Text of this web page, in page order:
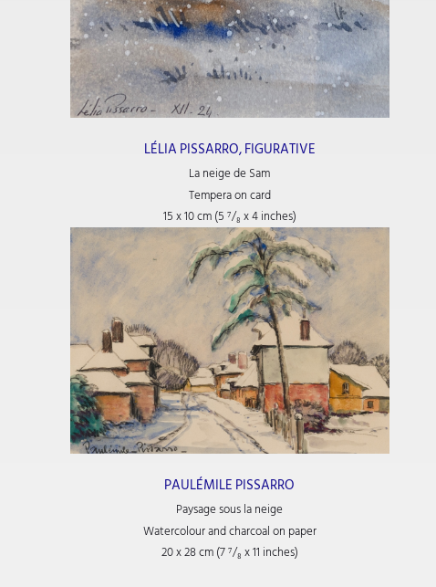
LÉLIA PISSARRO, FIGURATIVE
La neige de Sam
Tempera on card
15 x 10 cm (5 ⁷/₈ x 4 inches)
PAULÉMILE PISSARRO
Paysage sous la neige
Watercolour and charcoal on paper
20 x 28 cm (7⁷/₈ x 11 inches)